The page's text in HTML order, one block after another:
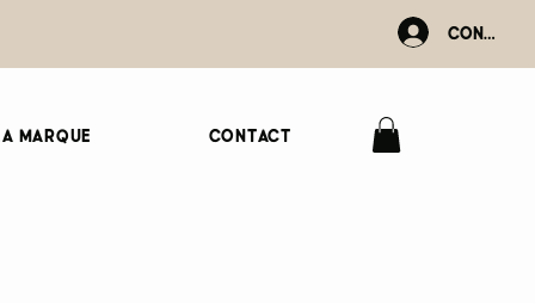
marque Contact